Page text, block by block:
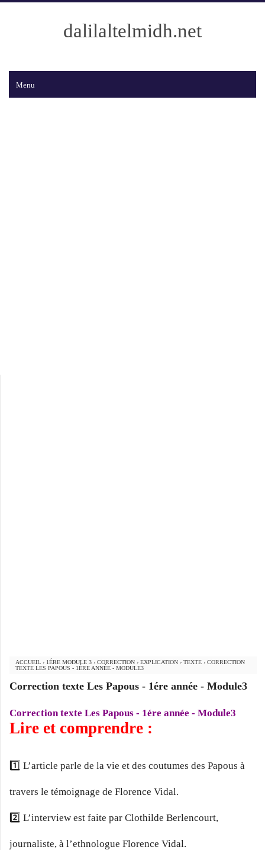
dalilaltelmidh.net
Menu
ACCUEIL › 1ÉRE MODULE 3 › CORRECTION › EXPLICATION › TEXTE › CORRECTION
TEXTE LES PAPOUS - 1ÉRE ANNÉE - MODULE3
Correction texte Les Papous - 1ére année - Module3
Correction texte Les Papous - 1ére année - Module3
Lire et comprendre :
1️⃣ L’article parle de la vie et des coutumes des Papous à
travers le témoignage de Florence Vidal.
2️⃣ L’interview est faite par Clothilde Berlencourt,
journaliste, à l’ethnologue Florence Vidal.